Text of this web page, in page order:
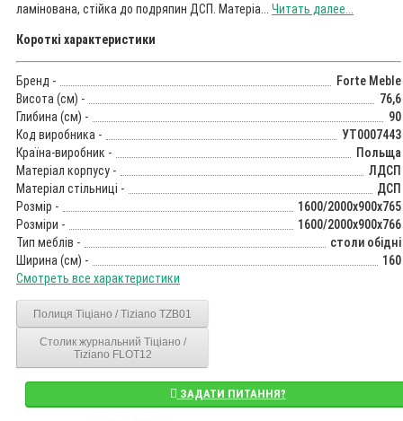
ламінована, стійка до подряпин ДСП. Матеріа... Читать далее...
Короткі характеристики
Бренд -
Forte Meble
Висота (см) -
76,6
Глибина (см) -
90
Код виробника -
УТ0007443
Країна-виробник -
Польща
Матеріал корпусу -
ЛДСП
Матеріал стільниці -
ДСП
Розмір -
1600/2000x900x765
Розміри -
1600/2000x900x766
Тип меблів -
столи обідні
Ширина (см) -
160
Смотреть все характеристики
Полиця Тіціано / Tiziano TZB01
Столик журнальний Тіціано /
Tiziano FLOT12
ЗАДАТИ ПИТАННЯ?